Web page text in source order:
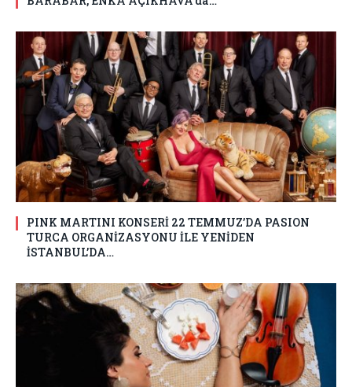
PINK MARTINI KONSERİ 22 TEMMUZ’DA PASION
TURCA ORGANİZASYONU İLE YENİDEN
İSTANBUL’DA…